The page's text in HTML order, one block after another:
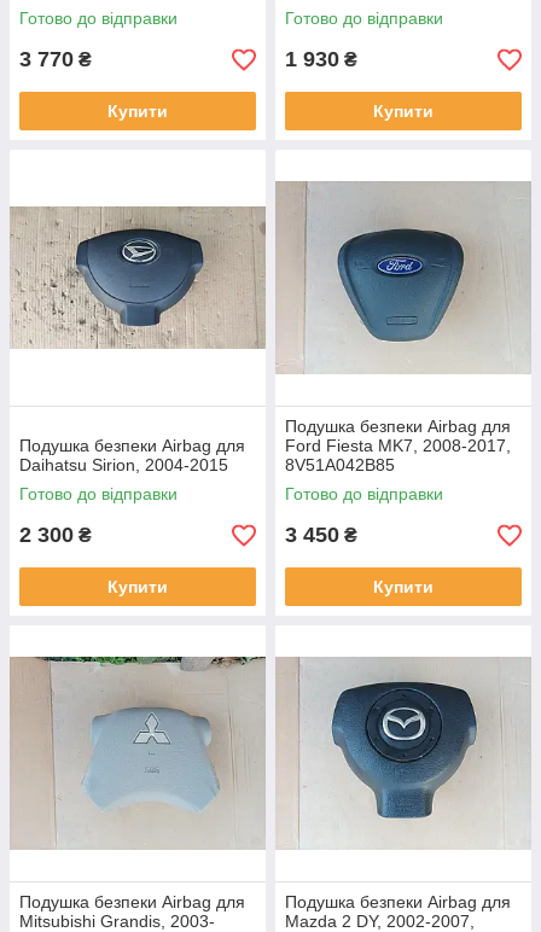
Готово до відправки
3 770 ₴
Купити
Готово до відправки
1 930 ₴
Купити
Подушка безпеки Airbag для
Daihatsu Sirion, 2004-2015
Готово до відправки
2 300 ₴
Купити
Подушка безпеки Airbag для
Ford Fiesta MK7, 2008-2017,
8V51A042B85
Готово до відправки
3 450 ₴
Купити
Подушка безпеки Airbag для
Mitsubishi Grandis, 2003-
Подушка безпеки Airbag для
Mazda 2 DY, 2002-2007,